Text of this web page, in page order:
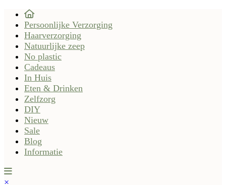
Persoonlijke Verzorging
Haarverzorging
Natuurlijke zeep
No plastic
Cadeaus
In Huis
Eten & Drinken
Zelfzorg
DIY
Nieuw
Sale
Blog
Informatie
×